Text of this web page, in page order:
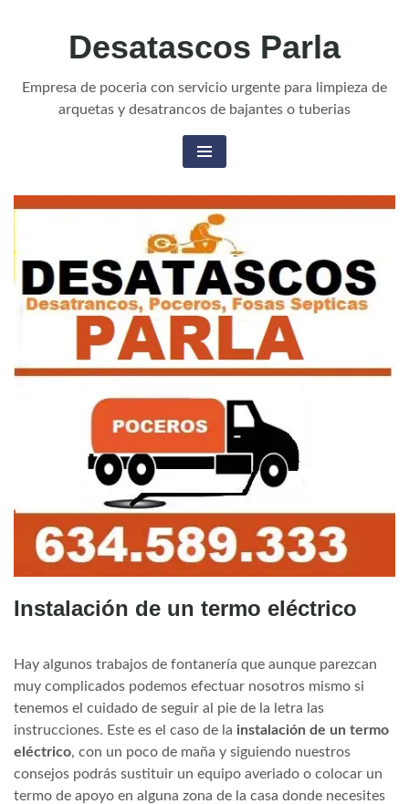
Desatascos Parla
Empresa de poceria con servicio urgente para limpieza de
arquetas y desatrancos de bajantes o tuberias
Instalación de un termo eléctrico
Hay algunos trabajos de fontanería que aunque parezcan
muy complicados podemos efectuar nosotros mismo si
tenemos el cuidado de seguir al pie de la letra las
instrucciones. Este es el caso de la instalación de un termo
eléctrico, con un poco de maña y siguiendo nuestros
consejos podrás sustituir un equipo averiado o colocar un
termo de apoyo en alguna zona de la casa donde necesites